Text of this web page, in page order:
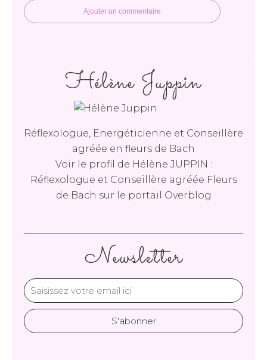
Ajouter un commentaire
Newsletter
Hélène Juppin
Réflexologue, Energéticienne et Conseillère
agréée en fleurs de Bach
Voir le profil de Hélène JUPPIN :
Réflexologue et Conseillère agréée Fleurs
de Bach sur le portail Overblog